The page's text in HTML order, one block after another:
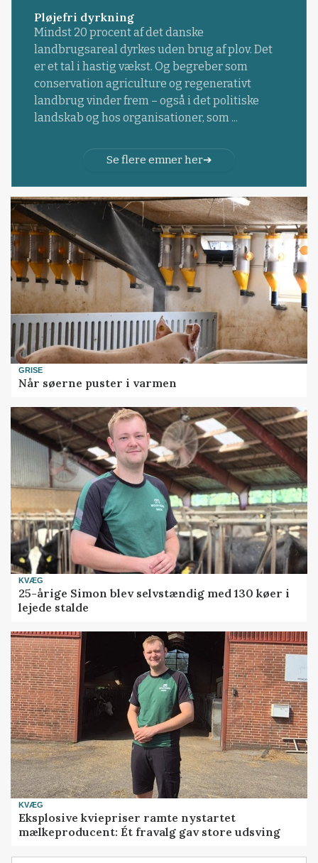
Pløjefri dyrkning
Mindst 20 procent af det danske
landbrugsareal dyrkes uden brug af plov. Det
er et tal i hastig vækst. Og begreber som
conservation agriculture og regenerativt
landbrug vinder frem – også i det politiske
landskab og hos organisationer, som ...
Se flere emner her
GRISE
Når søerne puster i varmen
KVÆG
25-årige Simon blev selvstændig med 130 køer i
lejede stalde
KVÆG
Eksplosive kviepriser ramte nystartet
mælkeproducent: Ét fravalg gav store udsving